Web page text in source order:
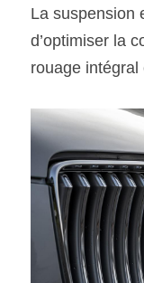
La suspension
d’optimiser la
rouage intégral